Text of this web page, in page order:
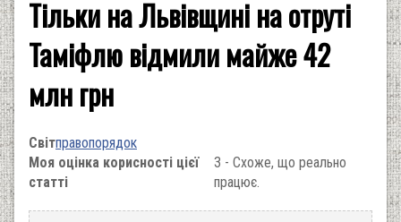
Тільки на Львівщині на отруті
Таміфлю відмили майже 42
млн грн
Світправопорядок
Моя оцінка корисності цієї
статті
3 - Схоже, що реально
працює.